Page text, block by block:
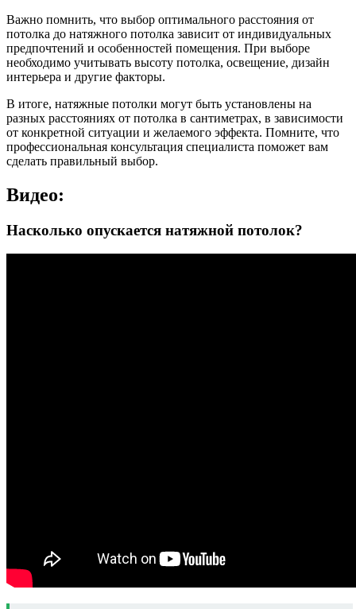
Важно помнить, что выбор оптимального расстояния от
потолка до натяжного потолка зависит от индивидуальных
предпочтений и особенностей помещения. При выборе
необходимо учитывать высоту потолка, освещение, дизайн
интерьера и другие факторы.
В итоге, натяжные потолки могут быть установлены на
разных расстояниях от потолка в сантиметрах, в зависимости
от конкретной ситуации и желаемого эффекта. Помните, что
профессиональная консультация специалиста поможет вам
сделать правильный выбор.
Видео:
Насколько опускается натяжной потолок?